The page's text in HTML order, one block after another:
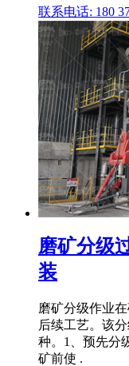
联系电话: 180
磨矿分级
装
磨矿分级作业
后续工艺。该
种。1、预先分
矿前使 .